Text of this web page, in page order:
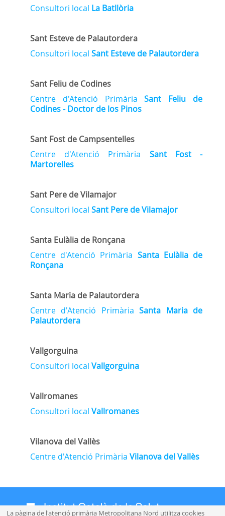
Consultori local La Batllòria
Sant Esteve de Palautordera
Consultori local Sant Esteve de Palautordera
Sant Feliu de Codines
Centre d'Atenció PrimàriaSant Feliu de
Codines - Doctor de los Pinos
Sant Fost de Campsentelles
Centre d'Atenció Primària Sant Fost -
Martorelles
Sant Pere de Vilamajor
Consultori local Sant Pere de Vilamajor
Santa Eulàlia de Ronçana
Centre d'Atenció Primària Santa Eulàlia de
Ronçana
Santa Maria de Palautordera
Centre d'Atenció PrimàriaSanta Maria de
Palautordera
Vallgorguina
Consultori local Vallgorguina
Vallromanes
Consultori local Vallromanes
Vilanova del Vallès
Centre d'Atenció Primària Vilanova del Vallès
La pàgina de l'atenció primària Metropolitana Nord utilitza cookies